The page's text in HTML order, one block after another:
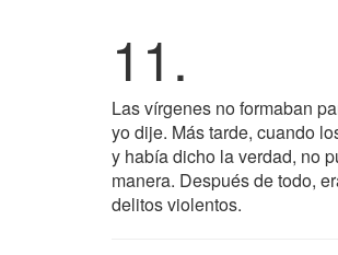
11.
Las vírgenes no formaban
yo dije. Más tarde, cuando
y había dicho la verdad, no
manera. Después de todo,
delitos violentos.